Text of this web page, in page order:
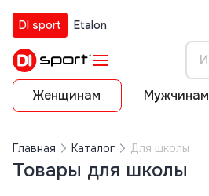
DI sport Etalon
Женщинам Мужчинам
Главная Каталог Для школы
Товары для школы